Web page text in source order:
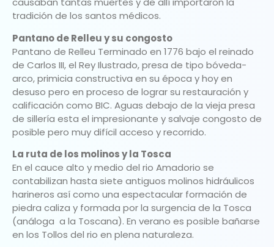
tradición de los santos médicos.
Pantano de Relleu y su congosto
Pantano de Relleu Terminado en 1776 bajo el reinado
de Carlos III, el Rey Ilustrado, presa de tipo bóveda-
arco, primicia constructiva en su época y hoy en
desuso pero en proceso de lograr su restauración y
calificación como BIC. Aguas debajo de la vieja presa
de sillería esta el impresionante y salvaje congosto de
posible pero muy difícil acceso y recorrido.
La ruta de los molinos y la Tosca
En el cauce alto y medio del rio Amadorio se
contabilizan hasta siete antiguos molinos hidráulicos
harineros así como una espectacular formación de
piedra caliza y formada por la surgencia de la Tosca
(análoga a la Toscana). En verano es posible bañarse
en los Tollos del rio en plena naturaleza.